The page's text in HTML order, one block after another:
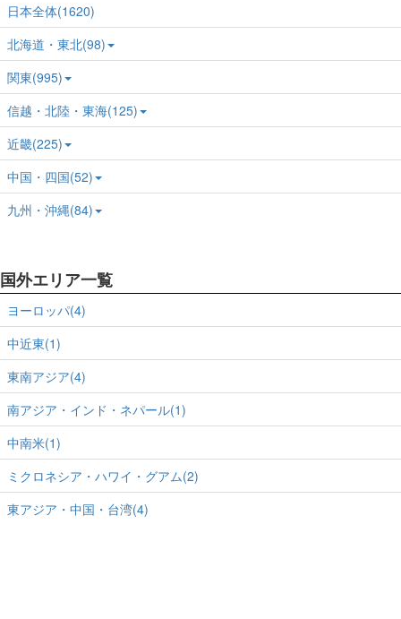
日本全体(1620)
北海道・東北(98)
関東(995)
信越・北陸・東海(125)
近畿(225)
中国・四国(52)
九州・沖縄(84)
国外エリア一覧
ヨーロッパ(4)
中近東(1)
東南アジア(4)
南アジア・インド・ネパール(1)
中南米(1)
ミクロネシア・ハワイ・グアム(2)
東アジア・中国・台湾(4)